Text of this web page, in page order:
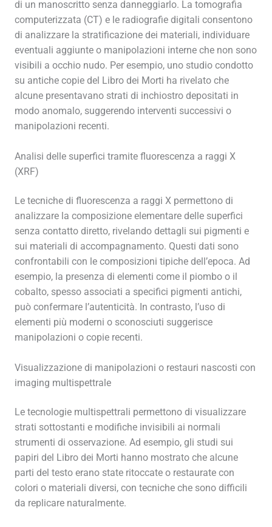
di un manoscritto senza danneggiarlo. La tomografia
computerizzata (CT) e le radiografie digitali consentono
di analizzare la stratificazione dei materiali, individuare
eventuali aggiunte o manipolazioni interne che non sono
visibili a occhio nudo. Per esempio, uno studio condotto
su antiche copie del Libro dei Morti ha rivelato che
alcune presentavano strati di inchiostro depositati in
modo anomalo, suggerendo interventi successivi o
manipolazioni recenti.
Analisi delle superfici tramite fluorescenza a raggi X
(XRF)
Le tecniche di fluorescenza a raggi X permettono di
analizzare la composizione elementare delle superfici
senza contatto diretto, rivelando dettagli sui pigmenti e
sui materiali di accompagnamento. Questi dati sono
confrontabili con le composizioni tipiche dell’epoca. Ad
esempio, la presenza di elementi come il piombo o il
cobalto, spesso associati a specifici pigmenti antichi,
può confermare l’autenticità. In contrasto, l’uso di
elementi più moderni o sconosciuti suggerisce
manipolazioni o copie recenti.
Visualizzazione di manipolazioni o restauri nascosti con
imaging multispettrale
Le tecnologie multispettrali permettono di visualizzare
strati sottostanti e modifiche invisibili ai normali
strumenti di osservazione. Ad esempio, gli studi sui
papiri del Libro dei Morti hanno mostrato che alcune
parti del testo erano state ritoccate o restaurate con
colori o materiali diversi, con tecniche che sono difficili
da replicare naturalmente.